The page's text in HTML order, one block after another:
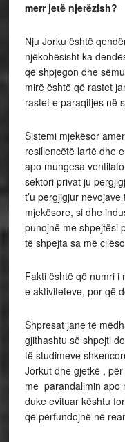
merr jetë njerëzish?
Nju Jorku është
njëkohësisht ka
që shpjegon dhe
mirë është që rastet
rastet e paraqitjes në
Sistemi mjekësor
resiliencëtë lartë dhe
apo mungesa
sektori privat ju
t’u pergjigjur
mjekësore, si dhe
punojnë me shpejtësi
të shpejta sa më
Fakti është që numri i
e aktiviteteve, por që
Shpresat jane të
gjithashtu së shpejti
të studimeve
Jorkut dhe gjetkë ,
me parandalimin apo
duke evituar kështu
që përfundojnë në